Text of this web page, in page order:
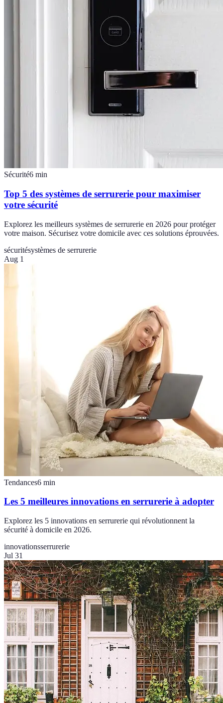
Sécurité6 min
Top 5 des systèmes de serrurerie pour maximiser
votre sécurité
Explorez les meilleurs systèmes de serrurerie en 2026 pour protéger
votre maison. Sécurisez votre domicile avec ces solutions éprouvées.
sécuritésystèmes de serrurerie
Aug 1
Tendances6 min
Les 5 meilleures innovations en serrurerie à adopter
Explorez les 5 innovations en serrurerie qui révolutionnent la
sécurité à domicile en 2026.
innovationsserrurerie
Jul 31